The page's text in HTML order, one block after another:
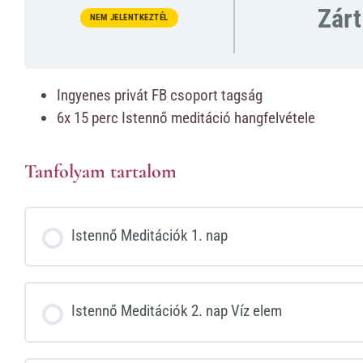
NEM JELENTKEZTÉL Zárt
Ingyenes privát FB csoport tagság
6x 15 perc Istennő meditáció hangfelvétele
Tanfolyam tartalom
Istennő Meditációk 1. nap
Istennő Meditációk 2. nap Víz elem